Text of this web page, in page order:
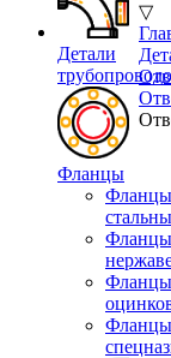
Детали
Фланцы
Фланцы
Фланцы
Фланцы
Фланцы
▽